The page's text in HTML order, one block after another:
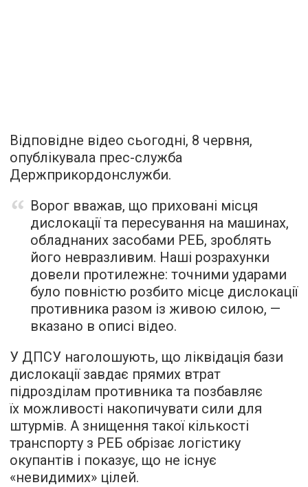
Відповідне відео сьогодні, 8 червня,
опублікувала прес-служба
Держприкордонслужби.
Ворог вважав, що приховані місця
дислокації та пересування на машинах,
обладнаних засобами РЕБ, зроблять
його невразливим. Наші розрахунки
довели протилежне: точними ударами
було повністю розбито місце дислокації
противника разом із живою силою, —
вказано в описі відео.
У ДПСУ наголошують, що ліквідація бази
дислокації завдає прямих втрат
підрозділам противника та позбавляє
їх можливості накопичувати сили для
штурмів. А знищення такої кількості
транспорту з РЕБ обрізає логістику
окупантів і показує, що не існує
«невидимих» цілей.